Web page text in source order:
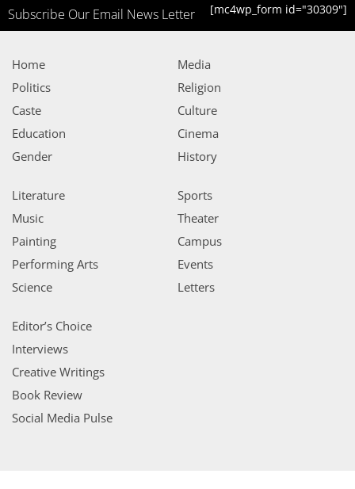
Subscribe Our Email News Letter [mc4wp_form id="30309"]
Home
Politics
Caste
Education
Gender
Media
Religion
Culture
Cinema
History
Literature
Music
Painting
Performing Arts
Science
Sports
Theater
Campus
Events
Letters
Editor’s Choice
Interviews
Creative Writings
Book Review
Social Media Pulse